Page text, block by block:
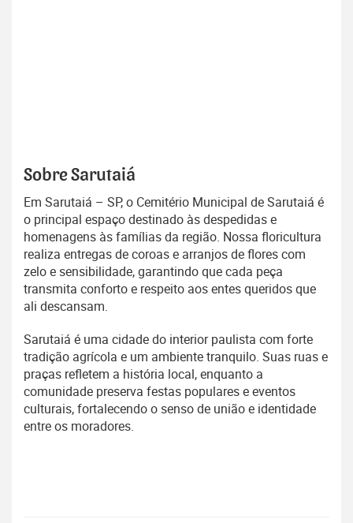
Sobre Sarutaiá
Em Sarutaiá – SP, o Cemitério Municipal de Sarutaiá é
o principal espaço destinado às despedidas e
homenagens às famílias da região. Nossa floricultura
realiza entregas de coroas e arranjos de flores com
zelo e sensibilidade, garantindo que cada peça
transmita conforto e respeito aos entes queridos que
ali descansam.
Sarutaiá é uma cidade do interior paulista com forte
tradição agrícola e um ambiente tranquilo. Suas ruas e
praças refletem a história local, enquanto a
comunidade preserva festas populares e eventos
culturais, fortalecendo o senso de união e identidade
entre os moradores.